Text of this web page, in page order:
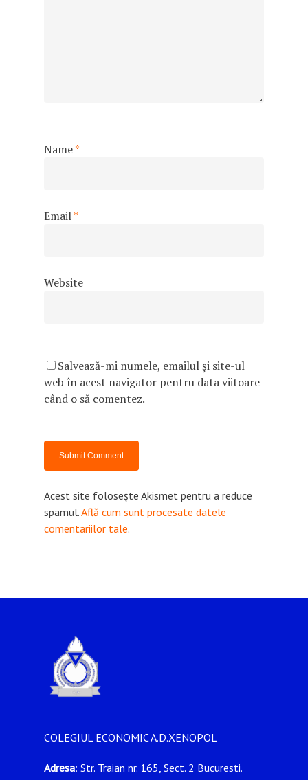
Name*
Email*
Website
Salvează-mi numele, emailul și site-ul
web în acest navigator pentru data viitoare
când o să comentez.
Acest site folosește Akismet pentru a reduce
spamul.Află cum sunt procesate datele
comentariilor tale.
COLEGIUL ECONOMIC A.D.XENOPOL
Adresa: Str. Traian nr. 165, Sect. 2 Bucuresti.
Programul EPAS